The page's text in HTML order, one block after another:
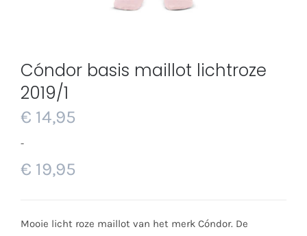
Cóndor basis maillot lichtroze
2019/1
€ 14,95
-
€ 19,95
Mooie licht roze maillot van het merk Cóndor. De